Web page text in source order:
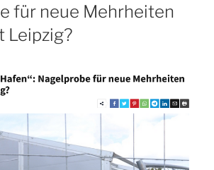
für neue Mehrheiten
Leipzig?